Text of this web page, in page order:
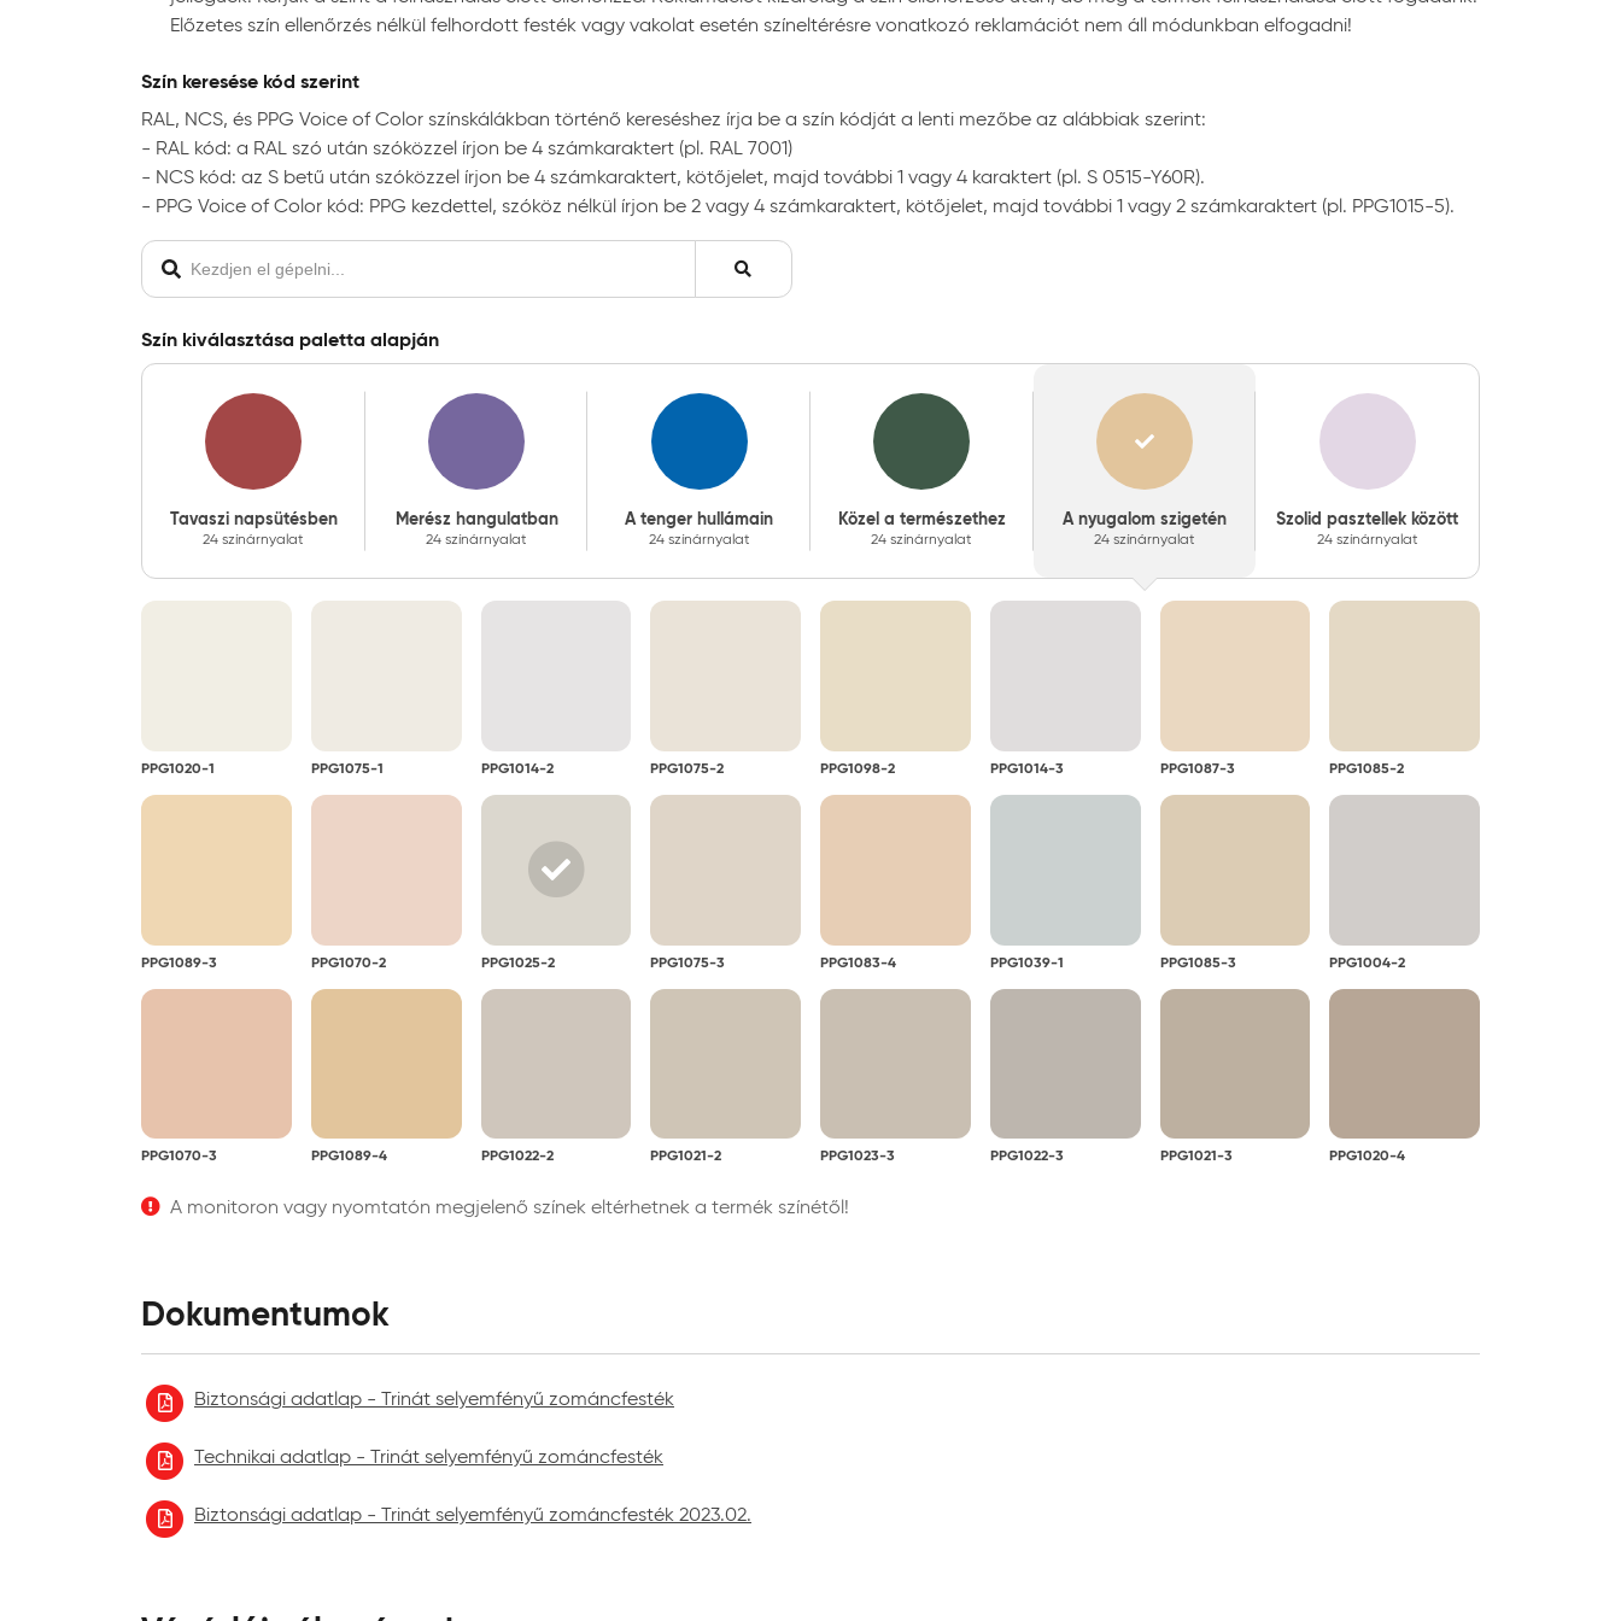
Előzetes szín ellenőrzés nélkül felhordott festék vagy vakolat esetén színeltérésre vonatkozó reklamációt nem áll módunkban elfogadni!
Szín keresése kód szerint
RAL, NCS, és PPG Voice of Color színskálákban történő kereséshez írja be a szín kódját a lenti mezőbe az alábbiak szerint:
- RAL kód: a RAL szó után szóközzel írjon be 4 számkaraktert (pl. RAL 7001)
- NCS kód: az S betű után szóközzel írjon be 4 számkaraktert, kötőjelet, majd további 1 vagy 4 karaktert (pl. S 0515-Y60R).
- PPG Voice of Color kód: PPG kezdettel, szóköz nélkül írjon be 2 vagy 4 számkaraktert, kötőjelet, majd további 1 vagy 2 számkaraktert (pl. PPG1015-5).
Szín kiválasztása paletta alapján
Tavaszi napsütésben
24 színárnyalat
Merész hangulatban
24 színárnyalat
A tenger hullámain
24 színárnyalat
Közel a természethez
24 színárnyalat
A nyugalom szigetén
24 színárnyalat
Szolid pasztellek között
24 színárnyalat
PPG1020-1 PPG1075-1 PPG1014-2 PPG1075-2 PPG1098-2 PPG1014-3 PPG1087-3 PPG1085-2
PPG1089-3 PPG1070-2 PPG1025-2 PPG1075-3 PPG1083-4 PPG1039-1 PPG1085-3 PPG1004-2
PPG1070-3 PPG1089-4 PPG1022-2 PPG1021-2 PPG1023-3 PPG1022-3 PPG1021-3 PPG1020-4
A monitoron vagy nyomtatón megjelenő színek eltérhetnek a termék színétől!
Dokumentumok
Biztonsági adatlap - Trinát selyemfényű zománcfesték
Technikai adatlap - Trinát selyemfényű zománcfesték
Biztonsági adatlap - Trinát selyemfényű zománcfesték 2023.02.